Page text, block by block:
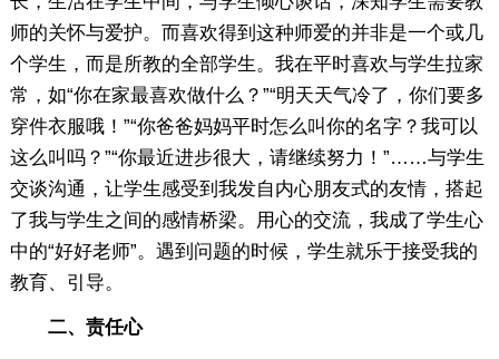
师的关怀与爱护。而喜欢得到这种师爱的并非是一个或几
个学生，而是所教的全部学生。我在平时喜欢与学生拉家
常，如“你在家最喜欢做什么？”“明天天气冷了，你们要多
穿件衣服哦！”“你爸爸妈妈平时怎么叫你的名字？我可以
这么叫吗？”“你最近进步很大，请继续努力！”……与学生
交谈沟通，让学生感受到我发自内心朋友式的友情，搭起
了我与学生之间的感情桥梁。用心的交流，我成了学生心
中的“好好老师”。遇到问题的时候，学生就乐于接受我的
教育、引导。
二、责任心